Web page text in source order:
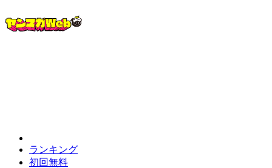
ランキング
初回無料